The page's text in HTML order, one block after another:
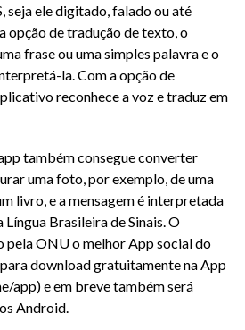
seja ele digitado, falado ou até
de tradução de texto, o
frase ou uma simples palavra e o
la. Com a opção de
reconhece a voz e traduz em
também consegue converter
uma foto, por exemplo, de uma
livro, e a mensagem é interpretada
Brasileira de Sinais. O
pela ONU o melhor App social do
download gratuitamente na App
app) e em breve também será
Android.